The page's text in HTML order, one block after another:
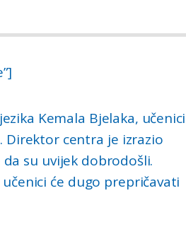
Kemala Bjelaka, učenici
Direktor centra je izrazio
su uvijek dobrodošli.
će dugo prepričavati